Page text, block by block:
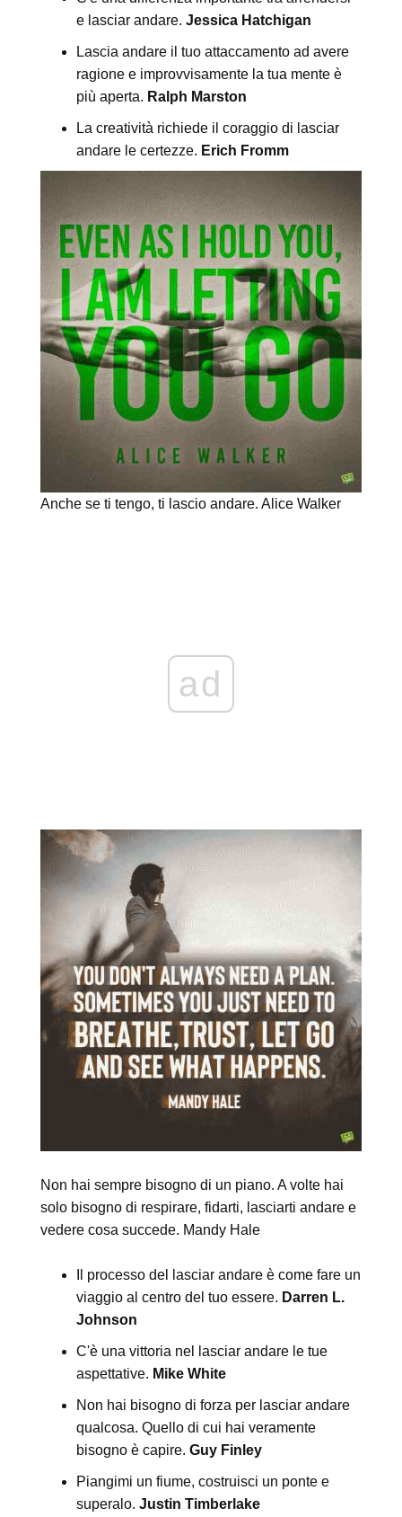
e lasciar andare. Jessica Hatchigan
Lascia andare il tuo attaccamento ad avere
ragione e improvvisamente la tua mente è
più aperta. Ralph Marston
La creatività richiede il coraggio di lasciar
andare le certezze. Erich Fromm
Anche se ti tengo, ti lascio andare. Alice Walker
ad
Non hai sempre bisogno di un piano. A volte hai
solo bisogno di respirare, fidarti, lasciarti andare e
vedere cosa succede. Mandy Hale
Il processo del lasciar andare è come fare un
viaggio al centro del tuo essere. Darren L.
Johnson
C'è una vittoria nel lasciar andare le tue
aspettative. Mike White
Non hai bisogno di forza per lasciar andare
qualcosa. Quello di cui hai veramente
bisogno è capire. Guy Finley
Piangimi un fiume, costruisci un ponte e
superalo. Justin Timberlake